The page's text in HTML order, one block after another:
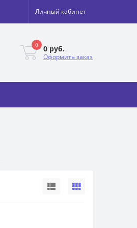
Личный кабинет
0 0 руб.
Оформить заказ